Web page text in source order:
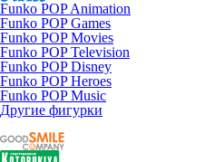
Funko POP Animation
Funko POP Games
Funko POP Movies
Funko POP Television
Funko POP Disney
Funko POP Heroes
Funko POP Music
Другие фигурки